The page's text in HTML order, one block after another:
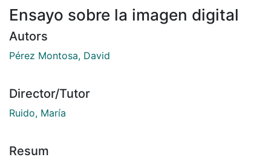
Ensayo sobre la imagen digital
Autors
Pérez Montosa, David
Director/Tutor
Ruido, María
Resum